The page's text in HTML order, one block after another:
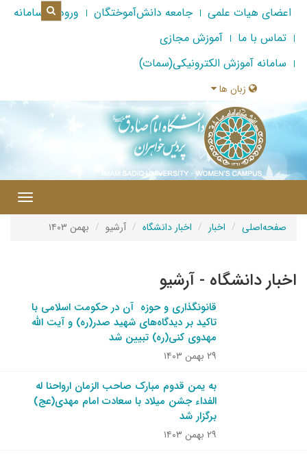
اعضای هیات علمی جامعه دانش‌آموختگان
ورود به سامانه
تماس با ما
آموزش مجازی
سامانه آموزش الکترونیکی(سمات)
زبان ها
صفحه‌اصلی اخبار اخبار دانشگاه آرشیو بهمن ۱۴۰۳
اخبار دانشگاه - آرشیو
قانونگذاری و حوزه آن در حکومت اسلامی با
تاکید بر دیدگاه‌های شهید صدر(ره) و آیت الله
مهدوی کنی(ره) تبیین شد
۲۹ بهمن ۱۴۰۳
به یمن قدوم مبارک صاحب الزمان ارواحنا له
الفداء جشن میلاد با سعادت امام مهدی(عج)
برگزار شد
۲۹ بهمن ۱۴۰۳